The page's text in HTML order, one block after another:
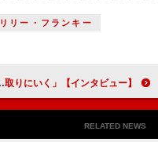
リリー・フランキー
山下美月が“かつてなく最高の主人公”に 「自分も成瀬あかりのような人間に近づきたい」舞台「成瀬は天下を取りにいく」【インタビュー】
RELATED NEWS